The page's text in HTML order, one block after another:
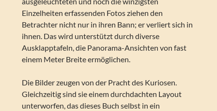
Einzelheiten erfassenden Fotos ziehen den
Betrachter nicht nur in ihren Bann; er verliert sich in
ihnen. Das wird unterstützt durch diverse
Ausklapptafeln, die Panorama-Ansichten von fast
einem Meter Breite ermöglichen.
Die Bilder zeugen von der Pracht des Kuriosen.
Gleichzeitig sind sie einem durchdachten Layout
unterworfen, das dieses Buch selbst in ein